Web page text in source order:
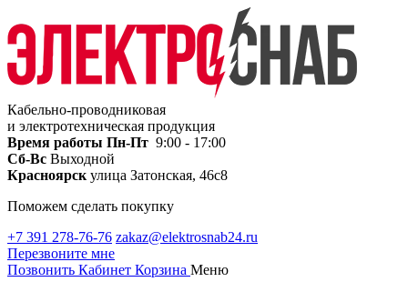
Кабельно-проводниковая
и электротехническая продукция
Время работы Пн-Пт 9:00 - 17:00
Сб-Вс Выходной
Красноярск улица Затонская, 46с8
Поможем сделать покупку
+7 391 278-76-76 zakaz@elektrosnab24.ru
Перезвоните мне
Позвонить Кабинет Корзина Меню